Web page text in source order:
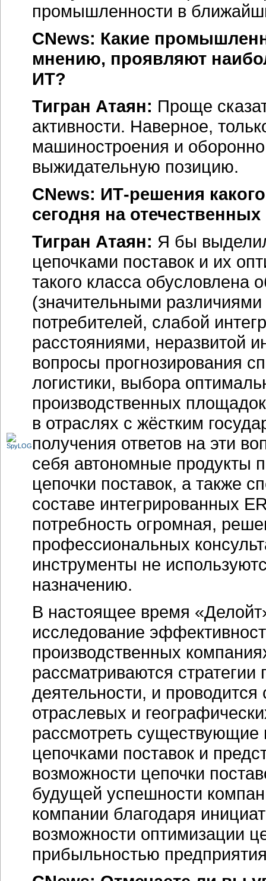
промышленности в
CNews: Какие
мнению, проявляют
ИТ?
Тигран Атаян: Проще
активности. Наверное,
машиностроения и
выжидательную позицию.
CNews: ИТ-решения
сегодня на
Тигран Атаян: Я бы
цепочками поставок и их
такого класса обусловлена
(значительными
потребителей, слабой
расстояниями, неразвитой
вопросы прогнозирования
логистики, выбора
производственных
в отраслях с жёстким
получения ответов на эти
себя автономные продукты
цепочки поставок, а также
составе интегрированных
потребность огромная,
профессиональных
инструменты не
назначению.
В настоящее время
исследование
производственных
рассматриваются стратегии
деятельности, и
отраслевых и
рассмотреть
цепочками поставок и
возможности цепочки
будущей успешности
компании благодаря
возможности оптимизации
прибыльностью